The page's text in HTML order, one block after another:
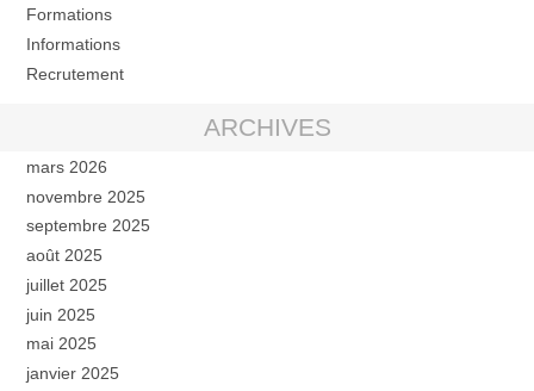
Formations
Informations
Recrutement
ARCHIVES
mars 2026
novembre 2025
septembre 2025
août 2025
juillet 2025
juin 2025
mai 2025
janvier 2025